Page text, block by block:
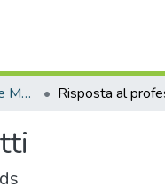
Sala di ricerca "Tullio De Mauro"